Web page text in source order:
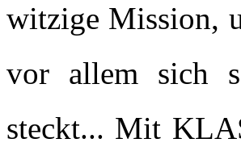
witzige Mission,
vor allem sich
steckt... Mit